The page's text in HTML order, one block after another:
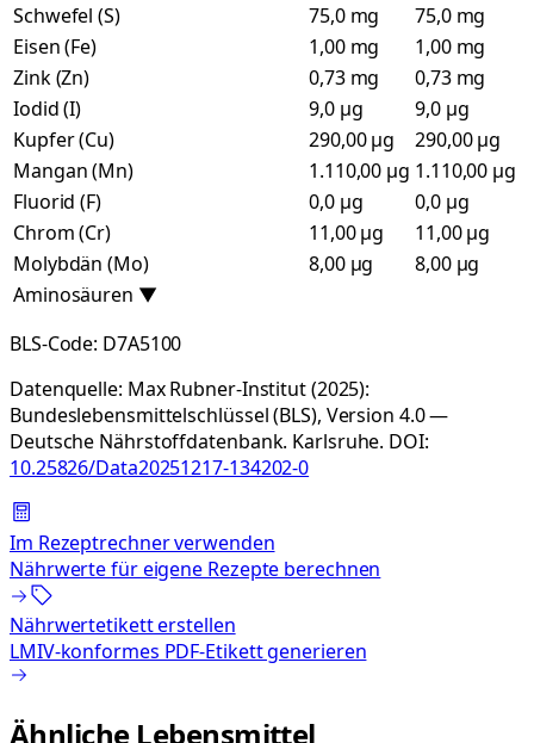
Schwefel (S)
75,0 mg
75,0 mg
Eisen (Fe)
1,00 mg
1,00 mg
Zink (Zn)
0,73 mg
0,73 mg
Iodid (I)
9,0 µg
9,0 µg
Kupfer (Cu)
290,00 µg
290,00 µg
Mangan (Mn)
1.110,00 µg 1.110,00 µg
Fluorid (F)
0,0 µg
0,0 µg
Chrom (Cr)
11,00 µg
11,00 µg
Molybdän (Mo)
8,00 µg
8,00 µg
Aminosäuren ▼
BLS-Code: D7A5100
Datenquelle: Max Rubner-Institut (2025):
Bundeslebensmittelschlüssel (BLS), Version 4.0 —
Deutsche Nährstoffdatenbank. Karlsruhe. DOI:
10.25826/Data20251217-134202-0
Im Rezeptrechner verwenden
Nährwerte für eigene Rezepte berechnen
Nährwertetikett erstellen
LMIV-konformes PDF-Etikett generieren
Ähnliche Lebensmittel